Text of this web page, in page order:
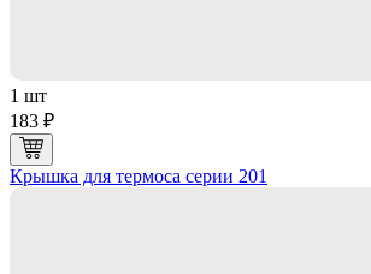
1 шт
183 ₽
Крышка для термоса серии 201